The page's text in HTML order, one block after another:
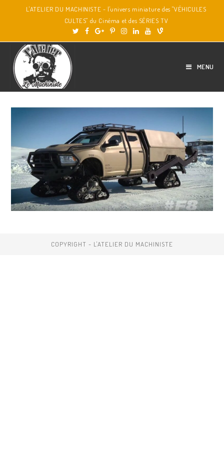
L'ATELIER DU MACHINISTE - l'univers miniature des "VÉHICULES
CULTES" du Cinéma et des SÉRIES TV
MENU
COPYRIGHT - L'ATELIER DU MACHINISTE